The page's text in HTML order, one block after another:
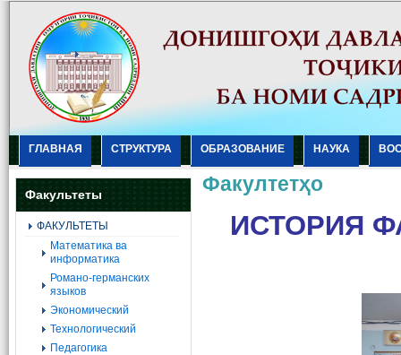
ГЛАВНАЯ СТРУКТУРА ОБРАЗОВАНИЕ НАУКА
Факультеты
ФАКУЛЬТЕТЫ
Mатематика ва
информатика
Романо-германских
языков
Экономический
Технологический
Педагогика
Факултетҳо
ИСТОРИЯ